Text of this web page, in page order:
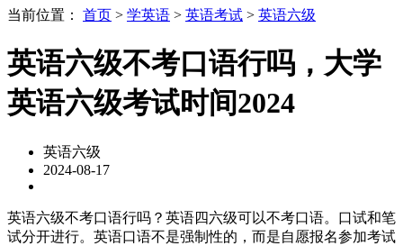
当前位置： 首页 > 学英语 > 英语考试 > 英语六级
英语六级不考口语行吗，大学
英语六级考试时间2024
英语六级
2024-08-17
英语六级不考口语行吗？英语四六级可以不考口语。口试和笔
试分开进行。英语口语不是强制性的，而是自愿报名参加考试